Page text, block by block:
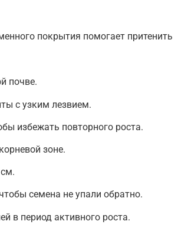
покрытия помогает притенить
почве.
с узким лезвием.
избежать повторного роста.
зоне.
семена не упали обратно.
в период активного роста.